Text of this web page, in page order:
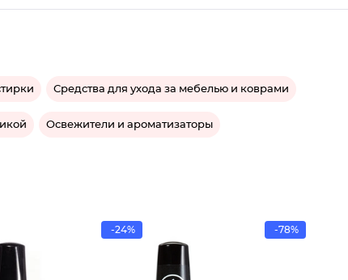
Средства для ухода за мебелью и коврами
Освежители и ароматизаторы
-24% -78%